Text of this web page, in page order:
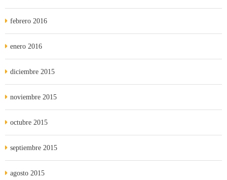
febrero 2016
enero 2016
diciembre 2015
noviembre 2015
octubre 2015
septiembre 2015
agosto 2015